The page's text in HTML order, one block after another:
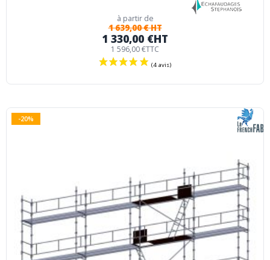
à partir de
1 639,00 € HT
1 330,00 €HT
1 596,00 €TTC
-20%